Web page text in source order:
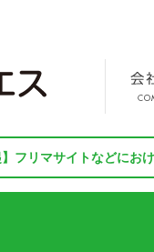
】フリマサイトなどにお